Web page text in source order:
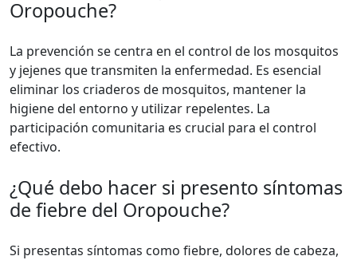
Oropouche?
La prevención se centra en el control de los mosquitos
y jejenes que transmiten la enfermedad. Es esencial
eliminar los criaderos de mosquitos, mantener la
higiene del entorno y utilizar repelentes. La
participación comunitaria es crucial para el control
efectivo.
¿Qué debo hacer si presento síntomas
de fiebre del Oropouche?
Si presentas síntomas como fiebre, dolores de cabeza,